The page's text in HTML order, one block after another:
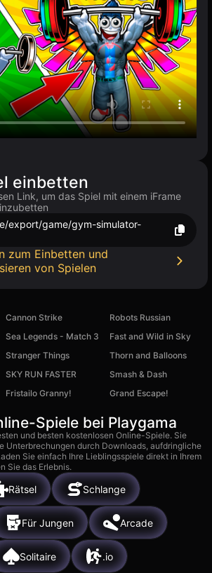
einbetten
Link, um das Spiel mit einem iFrame
export/game/gym-simulator-
zum Einbetten und
von Spielen
Cannon Strike
Robots Russian
Sea Legends - Match 3
Fast and Wild in Sky
Stranger Things
Thorn and Balloons
SKY RUN FASTER
Smash & Dash
Fristailo Granny! Grand Escape!
Spiele bei Playgama
und besten kostenlosen Online-Spiele. Sie
Unterbrechungen durch Downloads, aufdringliche
Sie einfach Ihre Lieblingsspiele direkt in Ihrem
Sie das Erlebnis.
Rätsel Schlange
Für Jungen Arcade
Solitaire .io